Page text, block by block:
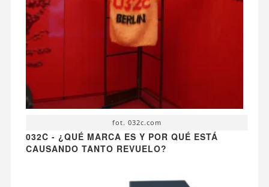
fot. 032c.com
032C - ¿QUÉ MARCA ES Y POR QUÉ ESTÁ
CAUSANDO TANTO REVUELO?